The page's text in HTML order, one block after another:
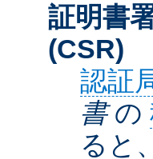
証明書
(CSR)
認証
書の
ると